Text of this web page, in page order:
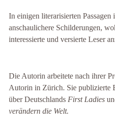
In einigen literarisierten
anschaulichere Schilderungen,
interessierte und versierte Leser
Die Autorin arbeitete nach ihrer
Autorin in Zürich. Sie publizierte
über Deutschlands First Ladies
verändern die Welt.